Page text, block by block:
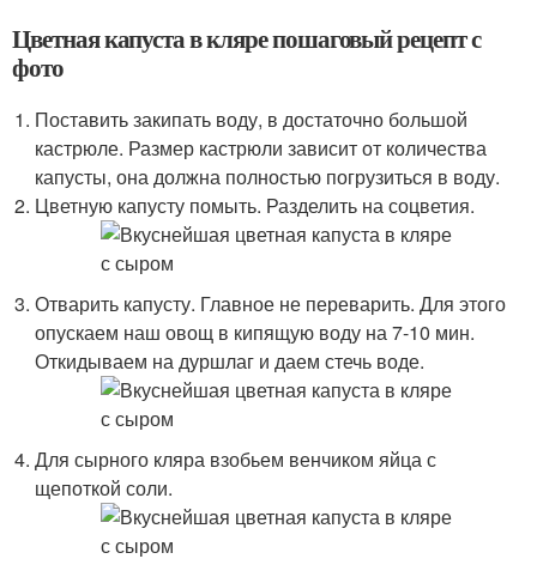
Цветная капуста в кляре пошаговый рецепт с
фото
Поставить закипать воду, в достаточно большой
кастрюле. Размер кастрюли зависит от количества
капусты, она должна полностью погрузиться в воду.
Цветную капусту помыть. Разделить на соцветия.
Отварить капусту. Главное не переварить. Для этого
опускаем наш овощ в кипящую воду на 7-10 мин.
Откидываем на дуршлаг и даем стечь воде.
Для сырного кляра взобьем венчиком яйца с
щепоткой соли.